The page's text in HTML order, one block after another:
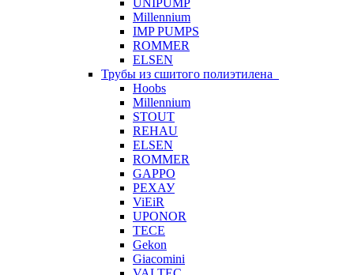
UNIPUMP
Millennium
IMP PUMPS
ROMMER
ELSEN
Трубы из сшитого полиэтилена
Hoobs
Millennium
STOUT
REHAU
ELSEN
ROMMER
GAPPO
РЕХАУ
ViEiR
UPONOR
TECE
Gekon
Giacomini